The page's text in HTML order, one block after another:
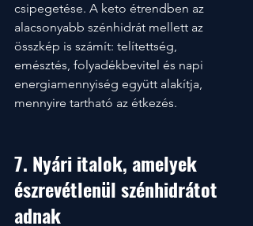
csipegetése. A keto étrendben az
alacsonyabb szénhidrát mellett az
összkép is számít: telítettség,
emésztés, folyadékbevitel és napi
energiamennyiség együtt alakítja,
mennyire tartható az étkezés.
7. Nyári italok, amelyek
észrevétlenül szénhidrátot
adnak